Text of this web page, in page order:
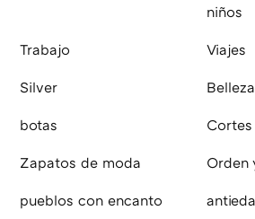
niños
Trabajo Viajes
Silver Belleza
botas
Zapatos de moda Orden
pueblos con encanto